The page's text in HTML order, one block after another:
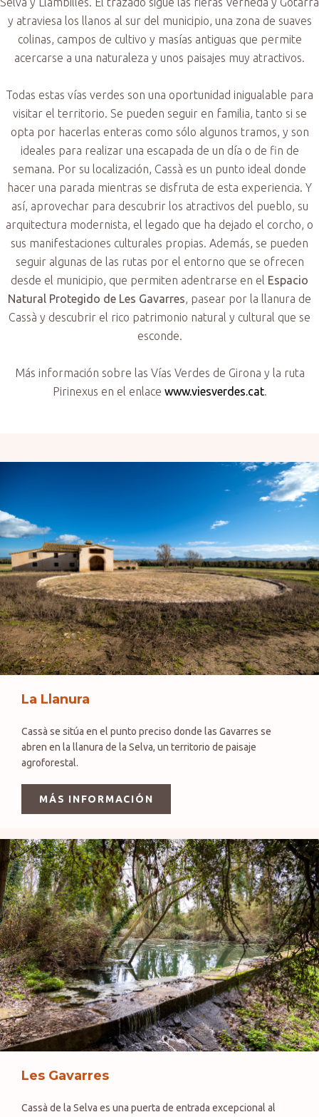
y atraviesa los llanos al sur del municipio, una zona de suaves
colinas, campos de cultivo y masías antiguas que permite
acercarse a una naturaleza y unos paisajes muy atractivos.
Todas estas vías verdes son una oportunidad inigualable para
visitar el territorio. Se pueden seguir en familia, tanto si se
opta por hacerlas enteras como sólo algunos tramos, y son
ideales para realizar una escapada de un día o de fin de
semana. Por su localización, Cassà es un punto ideal donde
hacer una parada mientras se disfruta de esta experiencia. Y
así, aprovechar para descubrir los atractivos del pueblo, su
arquitectura modernista, el legado que ha dejado el corcho, o
sus manifestaciones culturales propias. Además, se pueden
seguir algunas de las rutas por el entorno que se ofrecen
desde el municipio, que permiten adentrarse en el Espacio
Natural Protegido de Les Gavarres, pasear por la llanura de
Cassà y descubrir el rico patrimonio natural y cultural que se
esconde.
Más información sobre las Vías Verdes de Girona y la ruta
Pirinexus en el enlace www.viesverdes.cat.
La Llanura
Cassà se sitúa en el punto preciso donde las Gavarres se
abren en la llanura de la Selva, un territorio de paisaje
agroforestal.
MÁS INFORMACIÓN
Les Gavarres
Cassà de la Selva es una puerta de entrada excepcional al